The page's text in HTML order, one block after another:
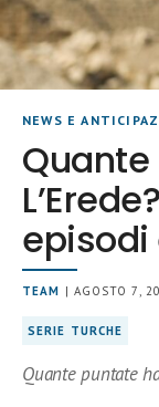
NEWS E
TEAM | AGOSTO 7,
SERIE TURCHE
Quante puntate